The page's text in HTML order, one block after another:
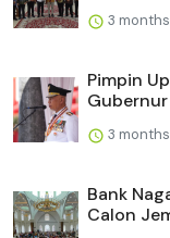
3
Pimpin
Gubernur
3
Bank
Calon